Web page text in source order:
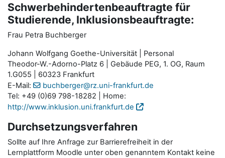
Schwerbehindertenbeauftragte für
Studierende, Inklusionsbeauftragte:
Frau Petra Buchberger
Johann Wolfgang Goethe-Universität | Personal
Theodor-W.-Adorno-Platz 6 | Gebäude PEG, 1. OG, Raum
1.G055 | 60323 Frankfurt
E-Mail:
buchberger@rz.uni-frankfurt.de
Tel: +49 (0)69 798-18282 | Home:
http://www.inklusion.uni.frankfurt.de
Durchsetzungsverfahren
Sollte auf Ihre Anfrage zur Barrierefreiheit in der
Lernplattform Moodle unter oben genanntem Kontakt keine